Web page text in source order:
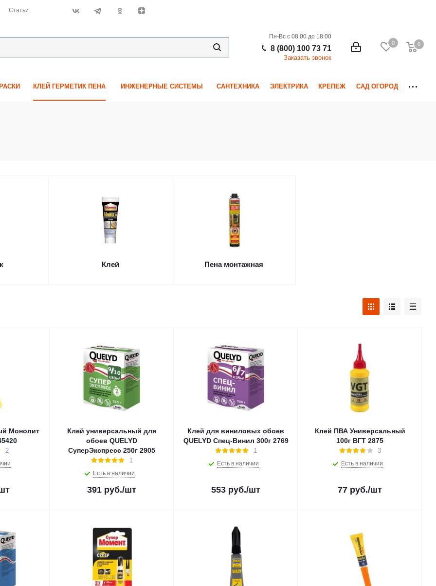
Статьи
0 0
0
Пн-Вс с 08:00 до 18:00
8 (800) 100 73 71
Заказать звонок
КЛЕЙ ГЕРМЕТИК ПЕНА ИНЖЕНЕРНЫЕ СИСТЕМЫ САНТЕХНИКА ЭЛЕКТРИКА КРЕПЕЖ САД ОГОРОД
Клей Пена монтажная
Монолит
2
Клей универсальный для
обоев QUELYD
СуперЭкспресс 250г 2905
1
Есть в наличии
391 руб./шт
Клей для виниловых обоев
QUELYD Спец-Винил 300г 2769
1
Есть в наличии
553 руб./шт
Клей ПВА Универсальный
100г ВГТ 2875
3
Есть в наличии
77 руб./шт